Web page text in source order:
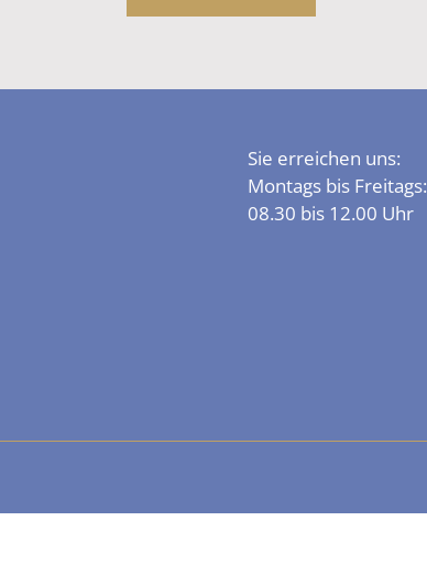
Sie erreichen uns:
Montags bis Freitags:
08.30 bis 12.00 Uhr